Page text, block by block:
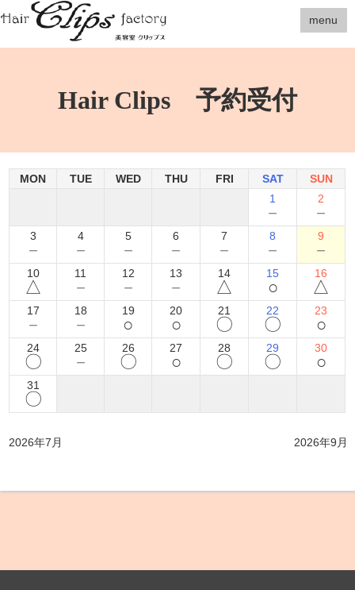
menu
Hair Clips 予約受付
MON TUE WED THU FRI SAT
SUN
1
－
2
－
3
－
4
－
5
－
6
－
7
－
8
－
9
－
10
△
11
－
12
－
13
－
14
△
15
○
16
△
17
－
18
－
19
○
20
○
21
〇
22
〇
23
○
24
〇
25
－
26
〇
27
○
28
〇
29
〇
30
○
31
〇
2026年7月 2026年9月